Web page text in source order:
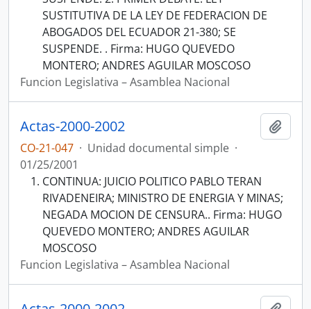
SUSTITUTIVA DE LA LEY DE FEDERACION DE
ABOGADOS DEL ECUADOR 21-380; SE
SUSPENDE. . Firma: HUGO QUEVEDO
MONTERO; ANDRES AGUILAR MOSCOSO
Funcion Legislativa – Asamblea Nacional
Actas-2000-2002
CO-21-047 · Unidad documental simple ·
01/25/2001
CONTINUA: JUICIO POLITICO PABLO TERAN
RIVADENEIRA; MINISTRO DE ENERGIA Y MINAS;
NEGADA MOCION DE CENSURA.. Firma: HUGO
QUEVEDO MONTERO; ANDRES AGUILAR
MOSCOSO
Funcion Legislativa – Asamblea Nacional